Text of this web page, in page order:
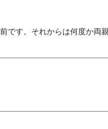
です。それからは何度か両